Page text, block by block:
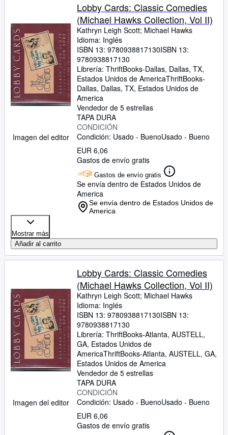
Imagen del editor
Lobby Cards: Classic Comedies
(Michael Hawks Collection, Vol II)
Kathryn Leigh Scott; Michael Hawks
Idioma: Inglés
ISBN 13: 9780938817130ISBN 13:
9780938817130
Librería: ThriftBooks-Dallas, Dallas, TX,
Estados Unidos de AmericaThriftBooks-
Dallas, Dallas, TX, Estados Unidos de
America
Vendedor de 5 estrellas
TAPA DURA
CONDICIÓN
Condición: Usado - BuenoUsado - Bueno
EUR 6,06
Gastos de envío gratis
Gastos de envío gratis
Se envía dentro de Estados Unidos de
America
Se envía dentro de Estados Unidos de
America
Mostrar más
Añadir al carrito
Imagen del editor
Lobby Cards: Classic Comedies
(Michael Hawks Collection, Vol II)
Kathryn Leigh Scott; Michael Hawks
Idioma: Inglés
ISBN 13: 9780938817130ISBN 13:
9780938817130
Librería: ThriftBooks-Atlanta, AUSTELL,
GA, Estados Unidos de
AmericaThriftBooks-Atlanta, AUSTELL, GA,
Estados Unidos de America
Vendedor de 5 estrellas
TAPA DURA
CONDICIÓN
Condición: Usado - BuenoUsado - Bueno
EUR 6,06
Gastos de envío gratis